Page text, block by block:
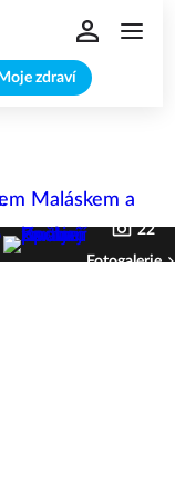
Moje zdraví
22
Fotogalerie